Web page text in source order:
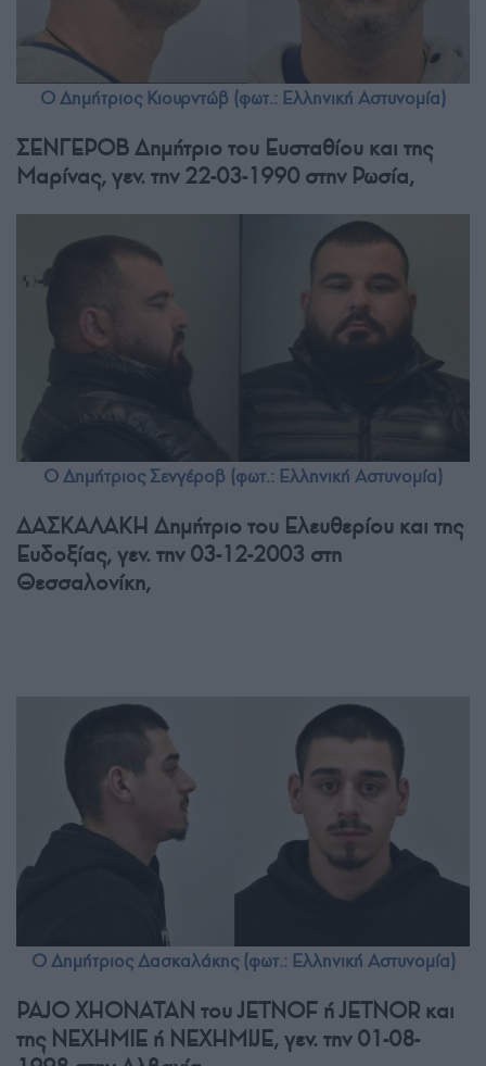
Ο Δημήτριος Κιουρντώβ (φωτ.: Ελληνική Αστυνομία)
ΣΕΝΓΕΡΟΒ Δημήτριο του Ευσταθίου και της
Μαρίνας, γεν. την 22-03-1990 στην Ρωσία,
Ο Δημήτριος Σενγέροβ (φωτ.: Ελληνική Αστυνομία)
ΔΑΣΚΑΛΑΚΗ Δημήτριο του Ελευθερίου και της
Ευδοξίας, γεν. την 03-12-2003 στη
Θεσσαλονίκη,
Ο Δημήτριος Δασκαλάκης (φωτ.: Ελληνική Αστυνομία)
PAJO XHONATAN του JETNOF ή JETNOR και
της NEXHMIE ή NEXHMIJE, γεν. την 01-08-